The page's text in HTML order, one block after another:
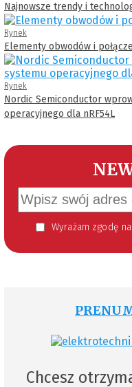
Najnowsze trendy i
Rynek
Elementy obwodów i
Rynek
Nordic Semiconductor
operacyjnego dla nRF54L
Wyrażam zgodę na otrzymywanie informacji handlowej kierowanej do mnie za pomocą środków komunikacji elektronicznej w szczególności poczty elektronicznej zgodnie z przepisem art.
Chcesz